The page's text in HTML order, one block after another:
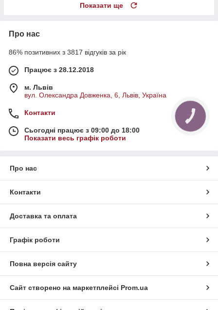
Показати ще
Про нас
86% позитивних з 3817 відгуків за рік
Працює з 28.12.2018
м. Львів
вул. Олександра Довженка, 6, Львів, Україна
Контакти
Сьогодні працює з 09:00 до 18:00
Показати весь графік роботи
Про нас
Контакти
Доставка та оплата
Графік роботи
Повна версія сайту
Сайт створено на маркетплейсі Prom.ua
КНОПКА
ЗВ'ЯЗКУ